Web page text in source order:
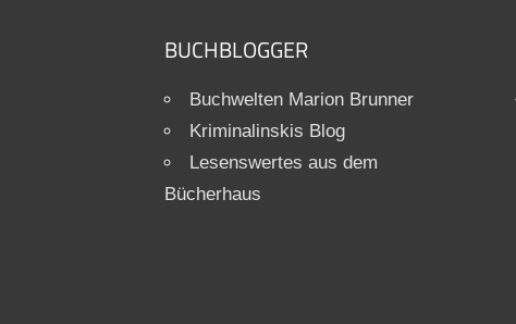
BUCHBLOGGER
Buchwelten Marion Brunner
Kriminalinskis Blog
Lesenswertes aus dem
Bücherhaus